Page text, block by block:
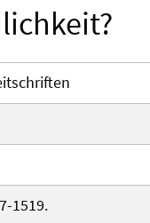
1519.